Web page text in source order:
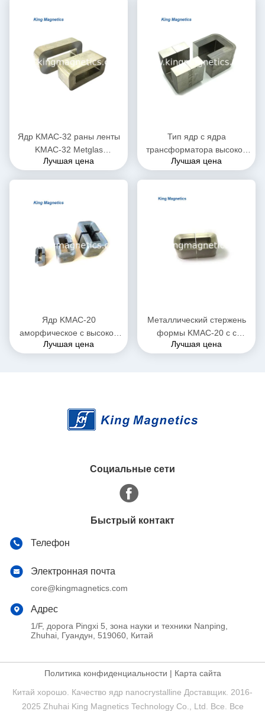
Ядр KMAC-32 раны ленты
KMAC-32 Metglas
аморфическое отрезанное
Лучшая цена
Тип ядр c ядра
трансформатора высокой
эффективности KMAC-20
Лучшая цена
Ядр KMAC-20
аморфическое c высокой
проницаемости для
Лучшая цена
Металлический стержень
формы KMAC-20 c с
аморфической лентой для
Лучшая цена
Социальные сети
Быстрый контакт
Телефон
Электронная почта
core@kingmagnetics.com
Адрес
1/F, дорога Pingxi 5, зона науки и техники Nanping,
Zhuhai, Гуандун, 519060, Китай
Политика конфиденциальности | Карта сайта
Китай хорошо. Качество ядр nanocrystalline Доставщик. 2016-
2025 Zhuhai King Magnetics Technology Co., Ltd. Все. Все